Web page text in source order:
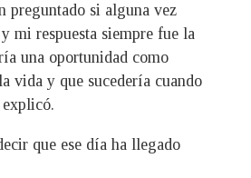
preguntado si alguna vez
mi respuesta siempre fue la
una oportunidad como
vida y que sucedería cuando
que ese día ha llegado